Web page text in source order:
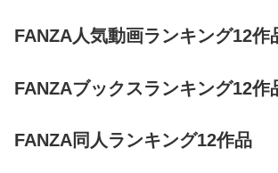
FANZA人気動画ランキング12作
FANZAブックスランキング12作
FANZA同人ランキング12作品